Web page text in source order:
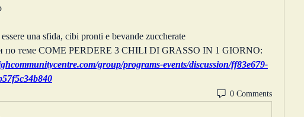
una sfida, cibi pronti e bevande zuccherate
по теме COME PERDERE 3 CHILI DI GRASSO IN 1 GIORNO:
group/programs-events/discussion/ff83e679-
0 Comments